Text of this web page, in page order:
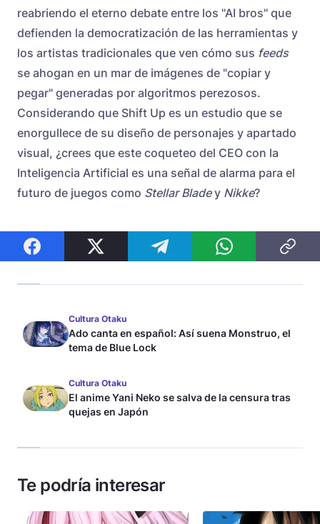
reabriendo el eterno debate entre los "AI bros" que
defienden la democratización de las herramientas y
los artistas tradicionales que ven cómo sus feeds
se ahogan en un mar de imágenes de "copiar y
pegar" generadas por algoritmos perezosos.
Considerando que Shift Up es un estudio que se
enorgullece de su diseño de personajes y apartado
visual, ¿crees que este coqueteo del CEO con la
Inteligencia Artificial es una señal de alarma para el
futuro de juegos como Stellar Bladey Nikke?
Cultura Otaku
Ado canta en español: Así suena Monstruo, el
tema de Blue Lock
Cultura Otaku
El anime Yani Neko se salva de la censura tras
quejas en Japón
Te podría interesar